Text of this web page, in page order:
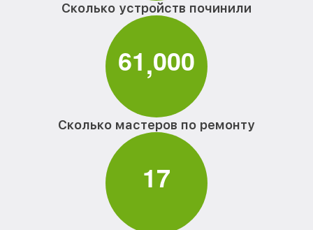
Сколько устройств починили
61,000
Сколько мастеров по ремонту
17